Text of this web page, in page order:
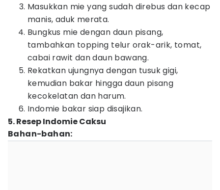
Masukkan mie yang sudah direbus dan kecap
manis, aduk merata.
Bungkus mie dengan daun pisang,
tambahkan topping telur orak-arik, tomat,
cabai rawit dan daun bawang.
Rekatkan ujungnya dengan tusuk gigi,
kemudian bakar hingga daun pisang
kecokelatan dan harum.
Indomie bakar siap disajikan.
5. Resep Indomie Caksu
Bahan-bahan: